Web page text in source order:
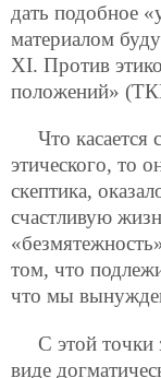
дать подобное
материалом
XI. Против
положений»
Что касается
этического, то
скептика,
счастливую
том, что
что мы
С этой точки
виде